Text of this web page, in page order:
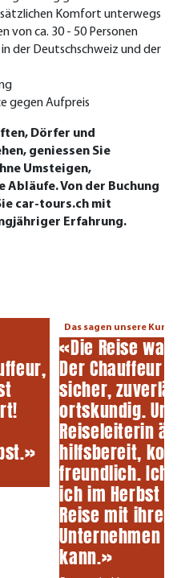
Komfort unterwegs
von ca. 30 - 50 Personen
der Deutschschweiz und der
gegen Aufpreis
Dörfer und
geniessen Sie
Umsteigen,
Abläufe.Von der Buchung
car-tours.ch mit
Erfahrung.
Das sagen unsere
«Die Reise
Der Chauffeur
sicher,
ortskundig.
Reiseleiterin
hilfsbereit,
freundlich. Ich
ich im Herbst
Reise mit ihrem
Unternehmen
kann.»